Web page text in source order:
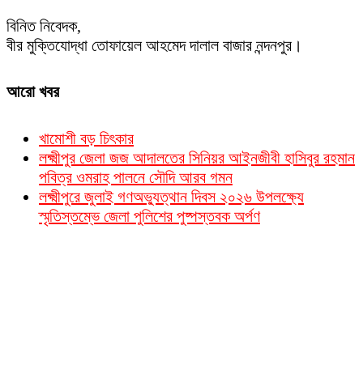
বিনিত নিবেদক,
বীর মুক্তিযোদ্ধা তোফায়েল আহমেদ দালাল বাজার নন্দনপুর।
আরো খবর
খামোশী বড় চিৎকার
লক্ষ্মীপুর জেলা জজ আদালতের সিনিয়র আইনজীবী হাসিবুর রহমান
পবিত্র ওমরাহ পালনে সৌদি আরব গমন
লক্ষ্মীপুরে জুলাই গণঅভ্যুত্থান দিবস ২০২৬ উপলক্ষ্যে
স্মৃতিস্তম্ভে জেলা পুলিশের পুষ্পস্তবক অর্পণ